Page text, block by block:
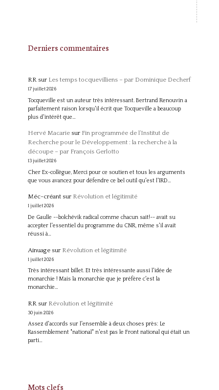
Derniers commentaires
RRsur Les temps tocquevilliens – par Dominique Decherf
17 juillet 2026
Tocqueville est un auteur très intéressant. Bertrand Renouvin a
parfaitement raison lorsqu'il écrit que Tocqueville a beaucoup
plus d'intérêt que…
Hervé Macariesur Fin programmée de l’Institut de
Recherche pour le Développement : la recherche à la
découpe – par François Gerlotto
13 juillet 2026
Cher Ex-collègue, Merci pour ce soutien et tous les arguments
que vous avancez pour défendre ce bel outil qu'est l'IRD…
Méc-créantsur Révolution et légitimité
1 juillet 2026
De Gaulle --bolchévik radical comme chacun sait!-- avait su
accepter l'essentiel du programme du CNR, même s'il avait
réussi à…
Ainuagesur Révolution et légitimité
1 juillet 2026
Très intéressant billet. Et très intéressante aussi l'idée de
monarchie ! Mais la monarchie que je préfère c'est la
monarchie…
RR sur Révolution et légitimité
30 juin 2026
Assez d'accords sur l'ensemble à deux choses près: Le
Rassemblement "national" n'est pas le Front national qui était un
parti…
Mots clefs